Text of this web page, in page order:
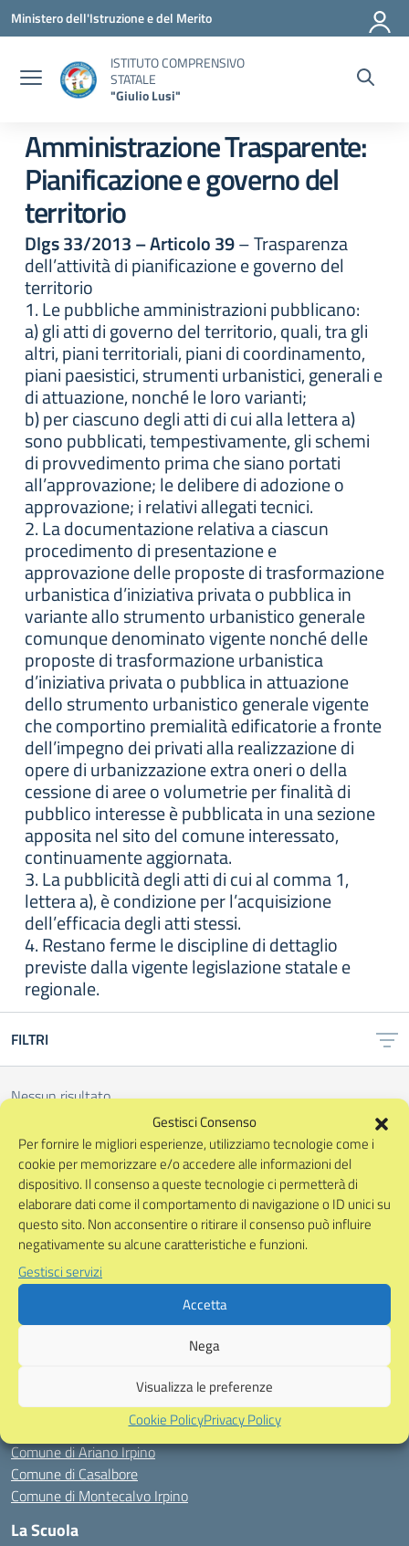
Gestisci Consenso
Per fornire le migliori esperienze, utilizziamo tecnologie come i
cookie per memorizzare e/o accedere alle informazioni del
dispositivo. Il consenso a queste tecnologie ci permetterà di
elaborare dati come il comportamento di navigazione o ID unici su
questo sito. Non acconsentire o ritirare il consenso può influire
negativamente su alcune caratteristiche e funzioni.
Gestisci servizi
Accetta
Nega
Visualizza le preferenze
Cookie PolicyPrivacy Policy
Vai ai contenuti
Vai al menu di navigazione
Vai al footer
Ministero dell'Istruzione e del Merito
ISTITUTO COMPRENSIVO
STATALE
"Giulio Lusi"
Amministrazione Trasparente:
Pianificazione e governo del
territorio
Dlgs 33/2013 – Articolo 39– Trasparenza
dell’attività di pianificazione e governo del
territorio
1. Le pubbliche amministrazioni pubblicano:
a) gli atti di governo del territorio, quali, tra gli
altri, piani territoriali, piani di coordinamento,
piani paesistici, strumenti urbanistici, generali e
di attuazione, nonché le loro varianti;
b) per ciascuno degli atti di cui alla lettera a)
sono pubblicati, tempestivamente, gli schemi
di provvedimento prima che siano portati
all’approvazione; le delibere di adozione o
approvazione; i relativi allegati tecnici.
2. La documentazione relativa a ciascun
procedimento di presentazione e
approvazione delle proposte di trasformazione
urbanistica d’iniziativa privata o pubblica in
variante allo strumento urbanistico generale
comunque denominato vigente nonché delle
proposte di trasformazione urbanistica
d’iniziativa privata o pubblica in attuazione
dello strumento urbanistico generale vigente
che comportino premialità edificatorie a fronte
dell’impegno dei privati alla realizzazione di
opere di urbanizzazione extra oneri o della
cessione di aree o volumetrie per finalità di
pubblico interesse è pubblicata in una sezione
apposita nel sito del comune interessato,
continuamente aggiornata.
3. La pubblicità degli atti di cui al comma 1,
lettera a), è condizione per l’acquisizione
dell’efficacia degli atti stessi.
4. Restano ferme le discipline di dettaglio
previste dalla vigente legislazione statale e
regionale.
FILTRI
Nessun risultato
ISTITUTO COMPRENSIVO
STATALE
"Giulio Lusi"
Ariano Irpino (AV)
Link Esterni
MIUR
Ambito Territoriale Provinciale
Iscrizioni On Line
Comune di Ariano Irpino
Comune di Casalbore
Comune di Montecalvo Irpino
La Scuola